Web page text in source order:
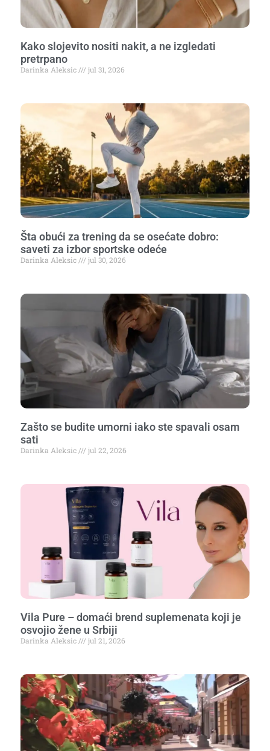
Kako slojevito nositi nakit, a ne izgledati
pretrpano
Darinka Aleksic jul 31, 2026
Šta obući za trening da se osećate dobro:
saveti za izbor sportske odeće
Darinka Aleksic jul 30, 2026
Zašto se budite umorni iako ste spavali osam
sati
Darinka Aleksic jul 22, 2026
Vila Pure – domaći brend suplemenata koji je
osvojio žene u Srbiji
Darinka Aleksic jul 21, 2026